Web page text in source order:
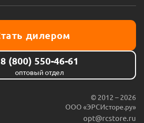
дилером
8 (800) 550-46-61
оптовый отдел
© 2012 – 2026
ООО «ЭРСИсторе.ру»
opt@rcstore.ru